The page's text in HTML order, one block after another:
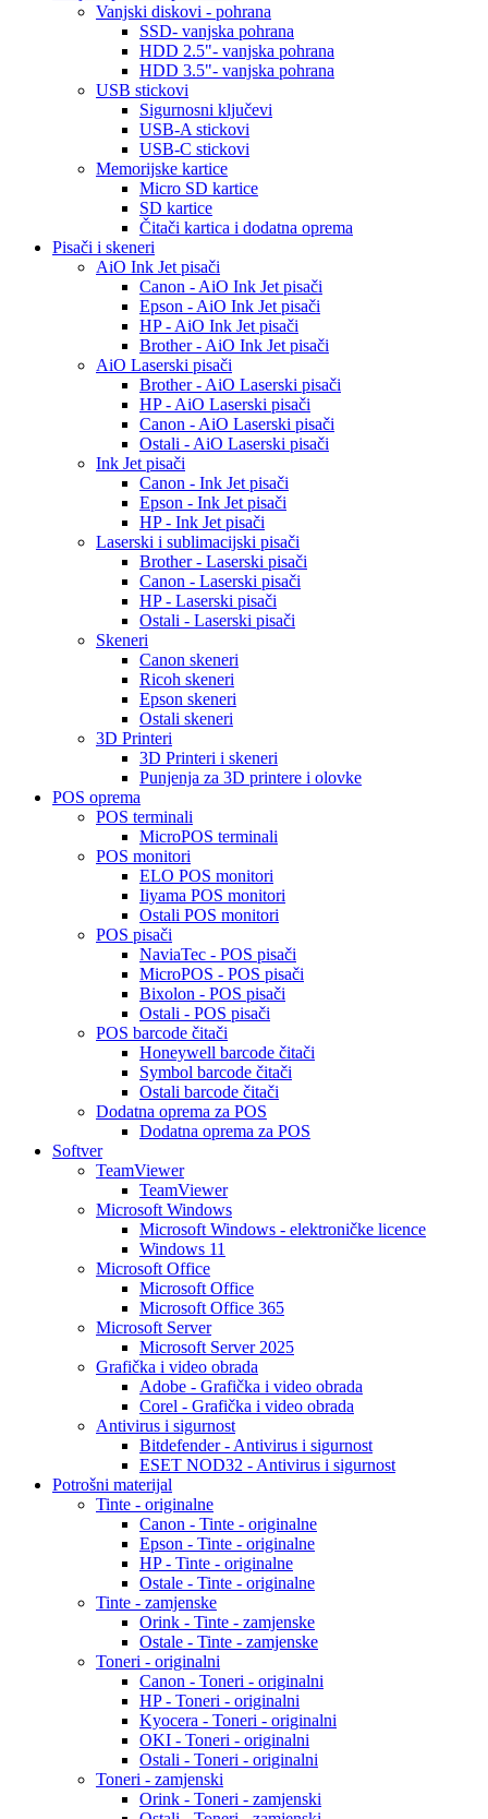
Vanjski diskovi - pohrana
SSD- vanjska pohrana
HDD 2.5"- vanjska pohrana
HDD 3.5"- vanjska pohrana
USB stickovi
Sigurnosni ključevi
USB-A stickovi
USB-C stickovi
Memorijske kartice
Micro SD kartice
SD kartice
Čitači kartica i dodatna oprema
Pisači i skeneri
AiO Ink Jet pisači
Canon - AiO Ink Jet pisači
Epson - AiO Ink Jet pisači
HP - AiO Ink Jet pisači
Brother - AiO Ink Jet pisači
AiO Laserski pisači
Brother - AiO Laserski pisači
HP - AiO Laserski pisači
Canon - AiO Laserski pisači
Ostali - AiO Laserski pisači
Ink Jet pisači
Canon - Ink Jet pisači
Epson - Ink Jet pisači
HP - Ink Jet pisači
Laserski i sublimacijski pisači
Brother - Laserski pisači
Canon - Laserski pisači
HP - Laserski pisači
Ostali - Laserski pisači
Skeneri
Canon skeneri
Ricoh skeneri
Epson skeneri
Ostali skeneri
3D Printeri
3D Printeri i skeneri
Punjenja za 3D printere i olovke
POS oprema
POS terminali
MicroPOS terminali
POS monitori
ELO POS monitori
Iiyama POS monitori
Ostali POS monitori
POS pisači
NaviaTec - POS pisači
MicroPOS - POS pisači
Bixolon - POS pisači
Ostali - POS pisači
POS barcode čitači
Honeywell barcode čitači
Symbol barcode čitači
Ostali barcode čitači
Dodatna oprema za POS
Dodatna oprema za POS
Softver
TeamViewer
TeamViewer
Microsoft Windows
Microsoft Windows - elektroničke licence
Windows 11
Microsoft Office
Microsoft Office
Microsoft Office 365
Microsoft Server
Microsoft Server 2025
Grafička i video obrada
Adobe - Grafička i video obrada
Corel - Grafička i video obrada
Antivirus i sigurnost
Bitdefender - Antivirus i sigurnost
ESET NOD32 - Antivirus i sigurnost
Potrošni materijal
Tinte - originalne
Canon - Tinte - originalne
Epson - Tinte - originalne
HP - Tinte - originalne
Ostale - Tinte - originalne
Tinte - zamjenske
Orink - Tinte - zamjenske
Ostale - Tinte - zamjenske
Toneri - originalni
Canon - Toneri - originalni
HP - Toneri - originalni
Kyocera - Toneri - originalni
OKI - Toneri - originalni
Ostali - Toneri - originalni
Toneri - zamjenski
Orink - Toneri - zamjenski